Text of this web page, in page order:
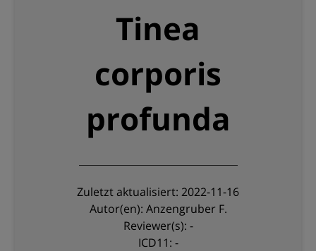
Tinea
corporis
profunda
Zuletzt aktualisiert: 2022-11-16
Autor(en): Anzengruber F.
Reviewer(s): -
ICD11: -